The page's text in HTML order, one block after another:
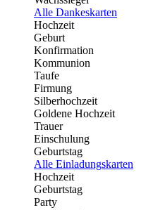
Alle Dankeskarten
Hochzeit
Geburt
Konfirmation
Kommunion
Taufe
Firmung
Silberhochzeit
Goldene Hochzeit
Trauer
Einschulung
Geburtstag
Alle Einladungskarten
Hochzeit
Geburtstag
Party